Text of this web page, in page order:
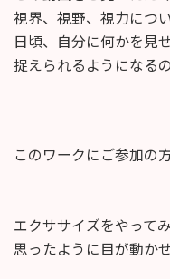
視界、視野、視力につ
日頃、自分に何かを見
捉えられるようになる
このワークにご参加の
エクササイズをやってみ
思ったように目が動か